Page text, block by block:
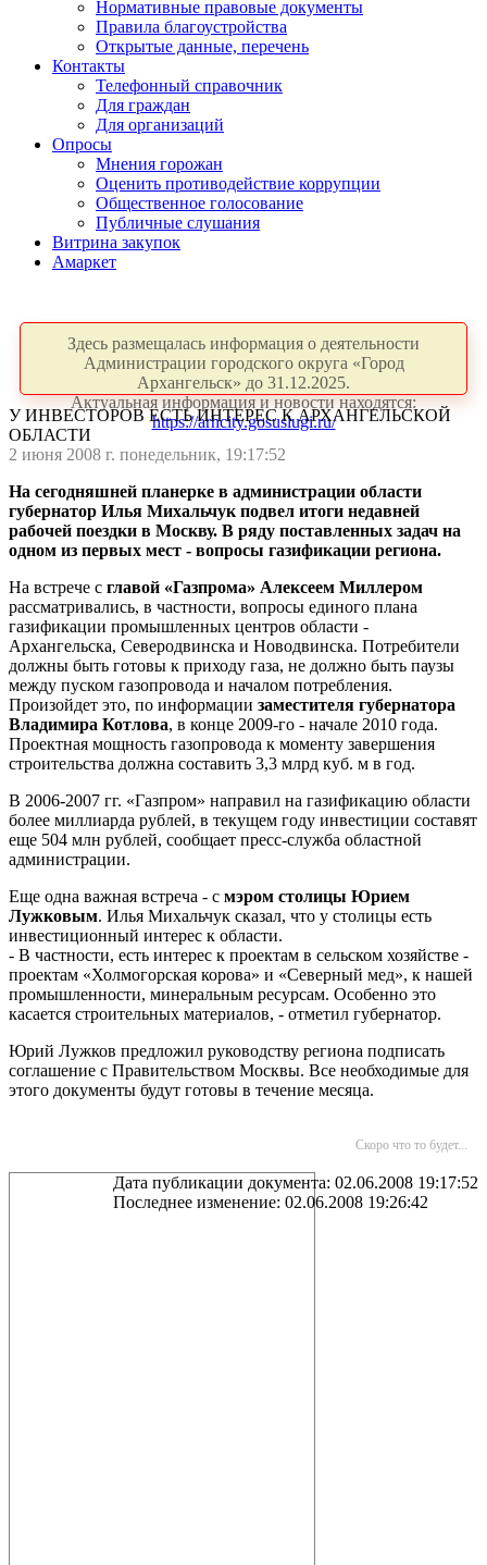
Нормативные правовые документы
Правила благоустройства
Открытые данные, перечень
Контакты
Телефонный справочник
Для граждан
Для организаций
Опросы
Мнения горожан
Оценить противодействие коррупции
Общественное голосование
Публичные слушания
Витрина закупок
Амаркет
Здесь размещалась информация о деятельности
Администрации городского округа «Город
Архангельск» до 31.12.2025.
Актуальная информация и новости находятся:
https://arhcity.gosuslugi.ru/
У ИНВЕСТОРОВ ЕСТЬ ИНТЕРЕС К АРХАНГЕЛЬСКОЙ
ОБЛАСТИ
2 июня 2008 г. понедельник, 19:17:52
На сегодняшней планерке в администрации области
губернатор Илья Михальчук подвел итоги недавней
рабочей поездки в Москву. В ряду поставленных задач на
одном из первых мест - вопросы газификации региона.
На встрече с главой «Газпрома» Алексеем Миллером
рассматривались, в частности, вопросы единого плана
газификации промышленных центров области -
Архангельска, Северодвинска и Новодвинска. Потребители
должны быть готовы к приходу газа, не должно быть паузы
между пуском газопровода и началом потребления.
Произойдет это, по информации заместителя губернатора
Владимира Котлова, в конце 2009-го - начале 2010 года.
Проектная мощность газопровода к моменту завершения
строительства должна составить 3,3 млрд куб. м в год.
В 2006-2007 гг. «Газпром» направил на газификацию области
более миллиарда рублей, в текущем году инвестиции составят
еще 504 млн рублей, сообщает пресс-служба областной
администрации.
Еще одна важная встреча - с мэром столицы Юрием
Лужковым. Илья Михальчук сказал, что у столицы есть
инвестиционный интерес к области.
- В частности, есть интерес к проектам в сельском хозяйстве -
проектам «Холмогорская корова» и «Северный мед», к нашей
промышленности, минеральным ресурсам. Особенно это
касается строительных материалов, - отметил губернатор.
Юрий Лужков предложил руководству региона подписать
соглашение с Правительством Москвы. Все необходимые для
этого документы будут готовы в течение месяца.
Скоро что то будет...
Дата публикации документа: 02.06.2008 19:17:52
Последнее изменение: 02.06.2008 19:26:42